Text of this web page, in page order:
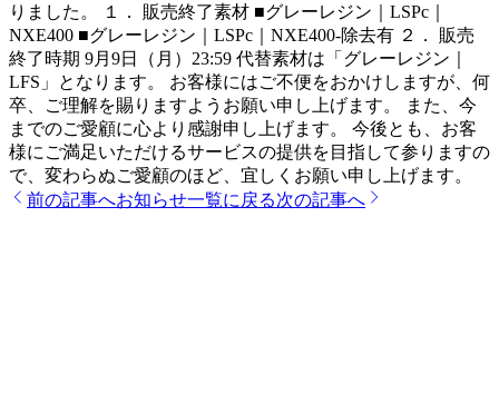
りました。 １． 販売終了素材 ■グレーレジン｜LSPc｜
NXE400 ■グレーレジン｜LSPc｜NXE400-除去有 ２． 販売
終了時期 9月9日（月）23:59 代替素材は「グレーレジン｜
LFS」となります。 お客様にはご不便をおかけしますが、何
卒、ご理解を賜りますようお願い申し上げます。 また、今
までのご愛顧に心より感謝申し上げます。 今後とも、お客
様にご満足いただけるサービスの提供を目指して参りますの
で、変わらぬご愛顧のほど、宜しくお願い申し上げます。
前の記事へお知らせ一覧に戻る次の記事へ